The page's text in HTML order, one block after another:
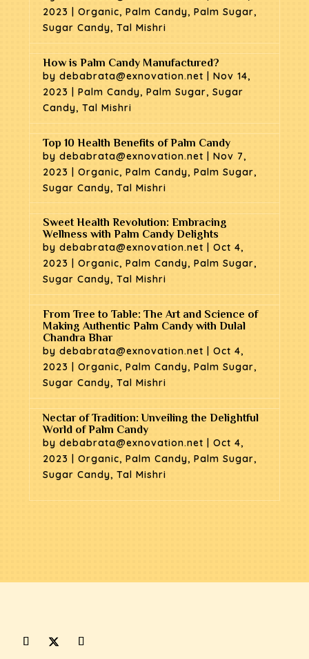
2023 |Organic,Palm Candy,Palm Sugar,
Sugar Candy,Tal Mishri
How is Palm Candy Manufactured?
bydebabrata@exnovation.net |Nov 14,
2023 |Palm Candy,Palm Sugar,Sugar
Candy,Tal Mishri
Top 10 Health Benefits of Palm Candy
bydebabrata@exnovation.net |Nov 7,
2023 |Organic,Palm Candy,Palm Sugar,
Sugar Candy,Tal Mishri
Sweet Health Revolution: Embracing
Wellness with Palm Candy Delights
bydebabrata@exnovation.net |Oct 4,
2023 |Organic,Palm Candy,Palm Sugar,
Sugar Candy,Tal Mishri
From Tree to Table: The Art and Science of
Making Authentic Palm Candy with Dulal
Chandra Bhar
bydebabrata@exnovation.net |Oct 4,
2023 |Organic,Palm Candy,Palm Sugar,
Sugar Candy,Tal Mishri
Nectar of Tradition: Unveiling the Delightful
World of Palm Candy
bydebabrata@exnovation.net |Oct 4,
2023 |Organic,Palm Candy,Palm Sugar,
Sugar Candy,Tal Mishri